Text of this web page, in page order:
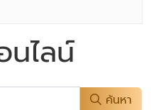
ไลน์
ค้นหา